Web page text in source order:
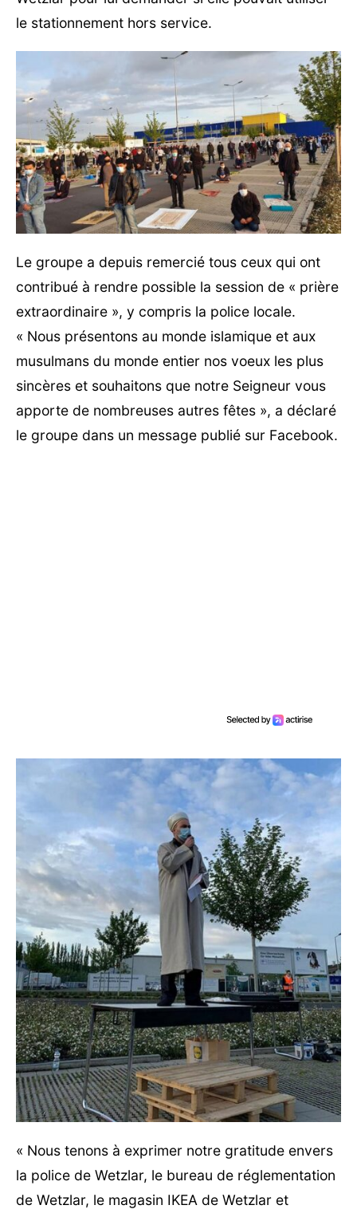
le stationnement hors service.
Le groupe a depuis remercié tous ceux qui ont
contribué à rendre possible la session de « prière
extraordinaire », y compris la police locale.
« Nous présentons au monde islamique et aux
musulmans du monde entier nos voeux les plus
sincères et souhaitons que notre Seigneur vous
apporte de nombreuses autres fêtes », a déclaré
le groupe dans un message publié sur Facebook.
« Nous tenons à exprimer notre gratitude envers
la police de Wetzlar, le bureau de réglementation
de Wetzlar, le magasin IKEA de Wetzlar et